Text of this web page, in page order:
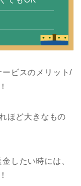
ビスのメリット/
ほど大きなもの
したい時には、